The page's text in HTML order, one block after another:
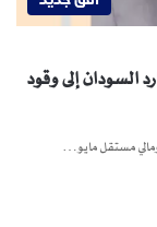
إلى وقود
مستقل مايو…